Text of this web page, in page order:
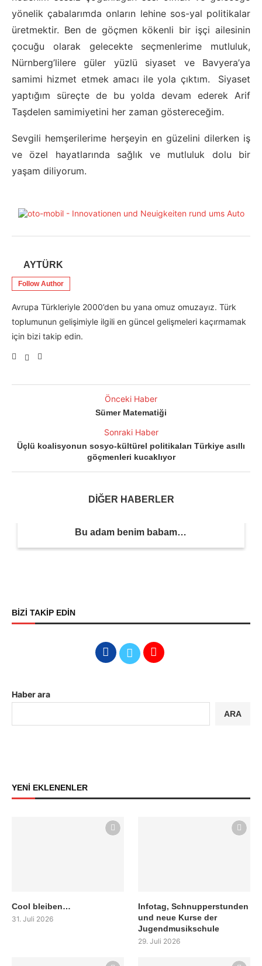
yönelik çabalarımda onların lehine sos-yal politikalar
üretmektir. Ben de göçmen kökenli bir işçi ailesinin
çocuğu olarak gelecekte seçmenlerime mutluluk,
Nürnberg’lilere güler yüzlü siyaset ve Bavyera’ya
samimi hizmet etmek amacı ile yola çıktım. Siyaset
yaptığım süreçte de bu yolda devam ederek Arif
Taşdelen samimiyetini her zaman göstereceğim.
Sevgili hemşerilerime herşeyin en güzelini dilerken iş
ve özel hayatlarında sağlık ve mutluluk dolu bir
yaşam diliyorum.
AYTÜRK
Follow Author
Avrupa Türkleriyle 2000’den bu yana omuz omuzayız. Türk
toplumunun gelişimiyle ilgili en güncel gelişmeleri kaçırmamak
için bizi takip edin.
Önceki Haber
Sümer Matematiği
Sonraki Haber
Üçlü koalisyonun sosyo-kültürel politikaları Türkiye asıllı
göçmenleri kucaklıyor
DİĞER HABERLER
Bu adam benim babam…
BİZİ TAKİP EDİN
Haber ara
ARA
YENİ EKLENENLER
Cool bleiben…
31. Juli 2026
Infotag, Schnupperstunden
und neue Kurse der
Jugendmusikschule
29. Juli 2026